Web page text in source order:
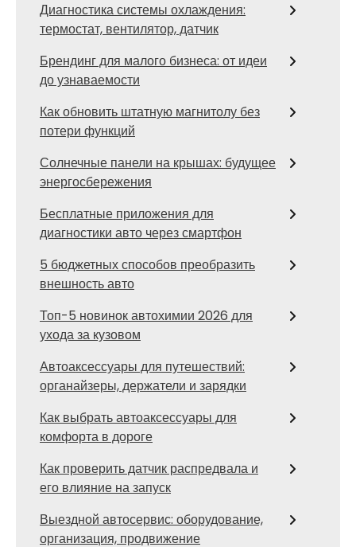
Диагностика системы охлаждения:
термостат, вентилятор, датчик
Брендинг для малого бизнеса: от идеи
до узнаваемости
Как обновить штатную магнитолу без
потери функций
Солнечные панели на крышах: будущее
энергосбережения
Бесплатные приложения для
диагностики авто через смартфон
5 бюджетных способов преобразить
внешность авто
Топ-5 новинок автохимии 2026 для
ухода за кузовом
Автоаксессуары для путешествий:
органайзеры, держатели и зарядки
Как выбрать автоаксессуары для
комфорта в дороге
Как проверить датчик распредвала и
его влияние на запуск
Выездной автосервис: оборудование,
организация, продвижение